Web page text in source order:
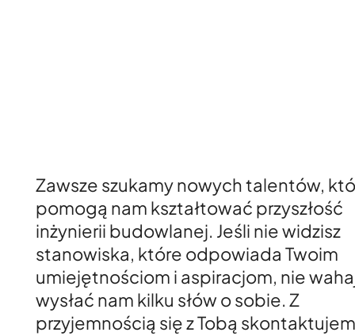
Zawsze szukamy nowych talentów,
pomogą nam kształtować przyszłość
inżynierii budowlanej. Jeśli nie widzisz
stanowiska, które odpowiada Twoim
umiejętnościom i aspiracjom, nie
wysłać nam kilku słów o sobie. Z
przyjemnością się z Tobą